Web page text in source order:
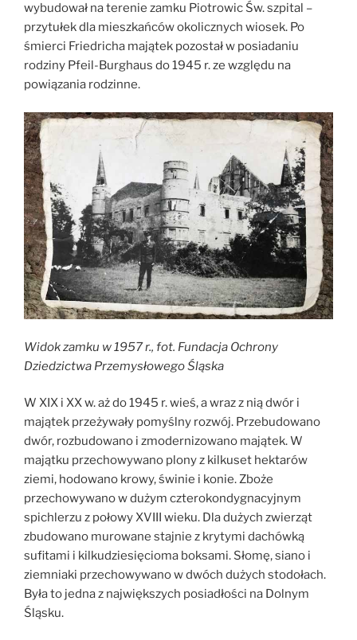
wybudował na terenie zamku Piotrowic Św. szpital –
przytułek dla mieszkańców okolicznych wiosek. Po
śmierci Friedricha majątek pozostał w posiadaniu
rodziny Pfeil-Burghaus do 1945 r. ze względu na
powiązania rodzinne.
Widok zamku w 1957 r., fot. Fundacja Ochrony
Dziedzictwa Przemysłowego Śląska
W XIX i XX w. aż do 1945 r. wieś, a wraz z nią dwór i
majątek przeżywały pomyślny rozwój. Przebudowano
dwór, rozbudowano i zmodernizowano majątek. W
majątku przechowywano plony z kilkuset hektarów
ziemi, hodowano krowy, świnie i konie. Zboże
przechowywano w dużym czterokondygnacyjnym
spichlerzu z połowy XVIII wieku. Dla dużych zwierząt
zbudowano murowane stajnie z krytymi dachówką
sufitami i kilkudziesięcioma boksami. Słomę, siano i
ziemniaki przechowywano w dwóch dużych stodołach.
Była to jedna z największych posiadłości na Dolnym
Śląsku.